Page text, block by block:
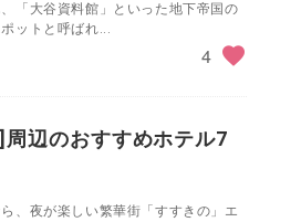
「大谷資料館」といった地下帝国の
ットと呼ばれ...
4
辺のおすすめホテル7
、夜が楽しい繁華街「すすきの」エ